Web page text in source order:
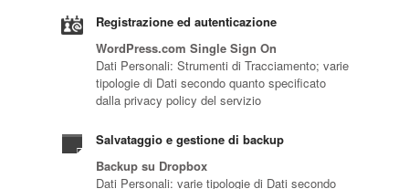
Registrazione ed autenticazione
WordPress.com Single Sign On
Dati Personali: Strumenti di Tracciamento; varie
tipologie di Dati secondo quanto specificato
dalla privacy policy del servizio
Salvataggio e gestione di backup
Backup su Dropbox
Dati Personali: varie tipologie di Dati secondo